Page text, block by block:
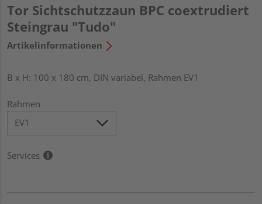
Tor Sichtschutzzaun BPC coextrudiert
Steingrau "Tudo"
Artikelinformationen
B x H: 100 x 180 cm, DIN variabel, Rahmen EV1
Rahmen
Services